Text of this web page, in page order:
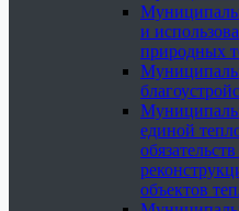
и
природных
единой
объектов